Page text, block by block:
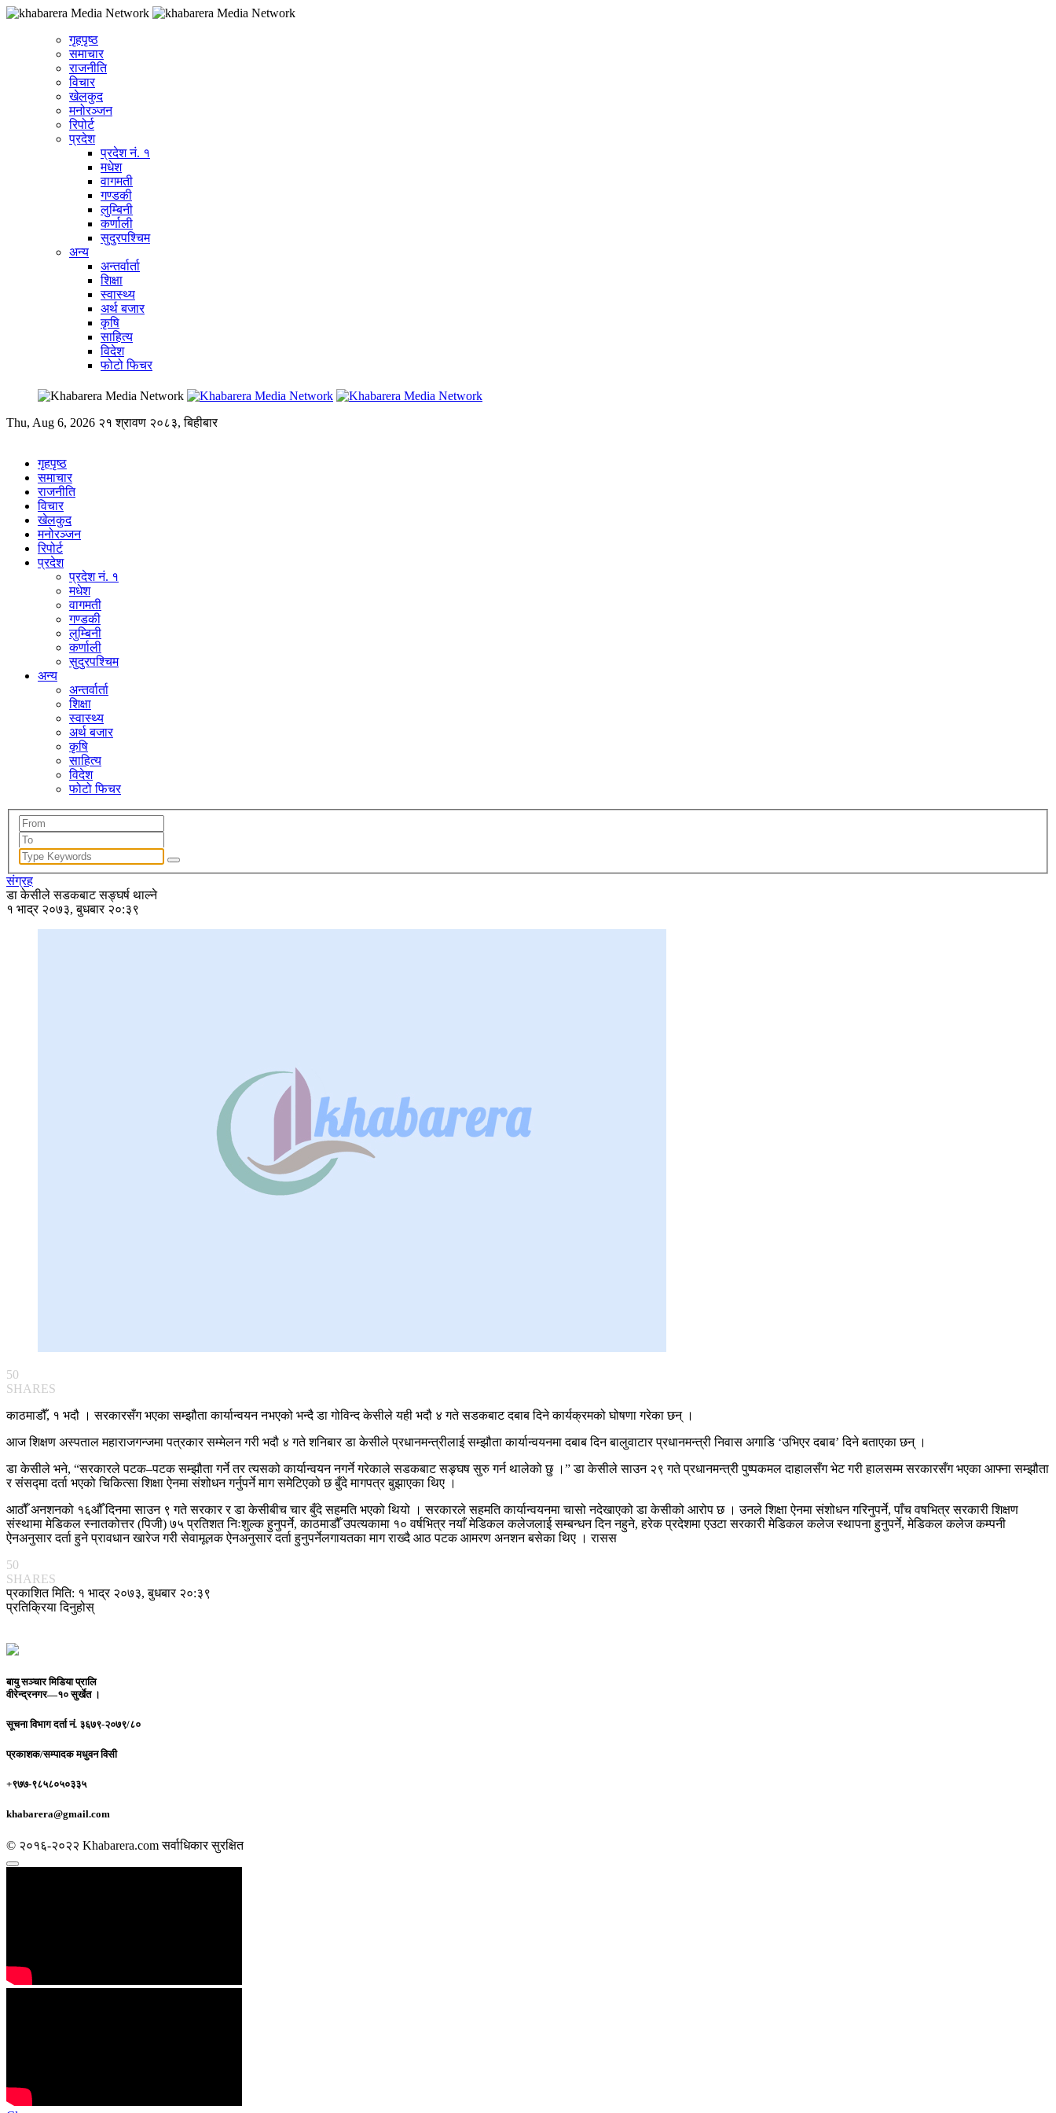
गृहपृष्ठ
समाचार
राजनीति
विचार
खेलकुद
मनोरञ्जन
रिपोर्ट
प्रदेश
प्रदेश नं. १
मधेश
वागमती
गण्डकी
लुम्बिनी
कर्णाली
सुदुरपश्चिम
अन्य
अन्तर्वार्ता
शिक्षा
स्वास्थ्य
अर्थ बजार
कृषि
साहित्य
विदेश
फोटो फिचर
Thu, Aug 6, 2026 २१ श्रावण २०८३, बिहीबार
गृहपृष्ठ
समाचार
राजनीति
विचार
खेलकुद
मनोरञ्जन
रिपोर्ट
प्रदेश
प्रदेश नं. १
मधेश
वागमती
गण्डकी
लुम्बिनी
कर्णाली
सुदुरपश्चिम
अन्य
अन्तर्वार्ता
शिक्षा
स्वास्थ्य
अर्थ बजार
कृषि
साहित्य
विदेश
फोटो फिचर
संग्रह
डा केसीले सडकबाट सङ्घर्ष थाल्ने
१ भाद्र २०७३, बुधबार २०:३९
50
SHARES
काठमाडौँ, १ भदौ । सरकारसँग भएका सम्झौता कार्यान्वयन नभएको भन्दै डा गोविन्द केसीले यही भदौ ४ गते सडकबाट दबाब दिने कार्यक्रमको घोषणा गरेका छन् ।
आज शिक्षण अस्पताल महाराजगन्जमा पत्रकार सम्मेलन गरी भदौ ४ गते शनिबार डा केसीले प्रधानमन्त्रीलाई सम्झौता कार्यान्वयनमा दबाब दिन बालुवाटार प्रधानमन्त्री निवास अगाडि ‘उभिएर दबाब’ दिने बताएका छन् ।
डा केसीले भने, “सरकारले पटक–पटक सम्झौता गर्ने तर त्यसको कार्यान्वयन नगर्ने गरेकाले सडकबाट सङ्र्घष सुरु गर्न थालेको छु ।” डा केसीले साउन २९ गते प्रधानमन्त्री पुष्पकमल दाहालसँग भेट गरी हालसम्म सरकारसँग भएका आफ्ना सम्झौता
र संसद्मा दर्ता भएको चिकित्सा शिक्षा ऐनमा संशोधन गर्नुपर्ने माग समेटिएको छ बुँदे मागपत्र बुझाएका थिए ।
आठौँ अनशनको १६औँ दिनमा साउन ९ गते सरकार र डा केसीबीच चार बुँदे सहमति भएको थियो । सरकारले सहमति कार्यान्वयनमा चासो नदेखाएको डा केसीको आरोप छ । उनले शिक्षा ऐनमा संशोधन गरिनुपर्ने, पाँच वषभित्र सरकारी शिक्षण
संस्थामा मेडिकल स्नातकोत्तर (पिजी) ७५ प्रतिशत निःशुल्क हुनुपर्ने, काठमाडौँ उपत्यकामा १० वर्षभित्र नयाँ मेडिकल कलेजलाई सम्बन्धन दिन नहुने, हरेक प्रदेशमा एउटा सरकारी मेडिकल कलेज स्थापना हुनुपर्ने, मेडिकल कलेज कम्पनी
ऐनअनुसार दर्ता हुने प्रावधान खारेज गरी सेवामूलक ऐनअनुसार दर्ता हुनुपर्नेलगायतका माग राख्दै आठ पटक आमरण अनशन बसेका थिए । रासस
50
SHARES
प्रकाशित मिति: १ भाद्र २०७३, बुधबार २०:३९
प्रतिक्रिया दिनुहोस्
बायु सञ्चार मिडिया प्रालि
वीरेन्द्रनगर—१० सुर्खेत ।
सूचना विभाग दर्ता नं. ३६७९-२०७९/८०
प्रकाशक/सम्पादकमधुवन विसी
+९७७-९८५८०५०३३५
khabarera@gmail.com
© २०१६-२०२२ Khabarera.com सर्वाधिकार सुरक्षित